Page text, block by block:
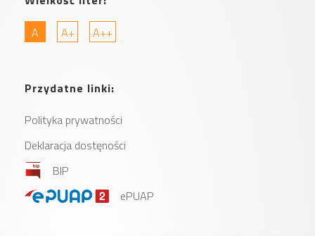
A
A+ A++
Przydatne linki:
Polityka prywatności
Deklaracja dostęności
BIP
ePUAP